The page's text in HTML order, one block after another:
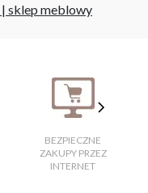
| sklep meblowy
BEZPIECZNE
ZAKUPY PRZEZ
INTERNET